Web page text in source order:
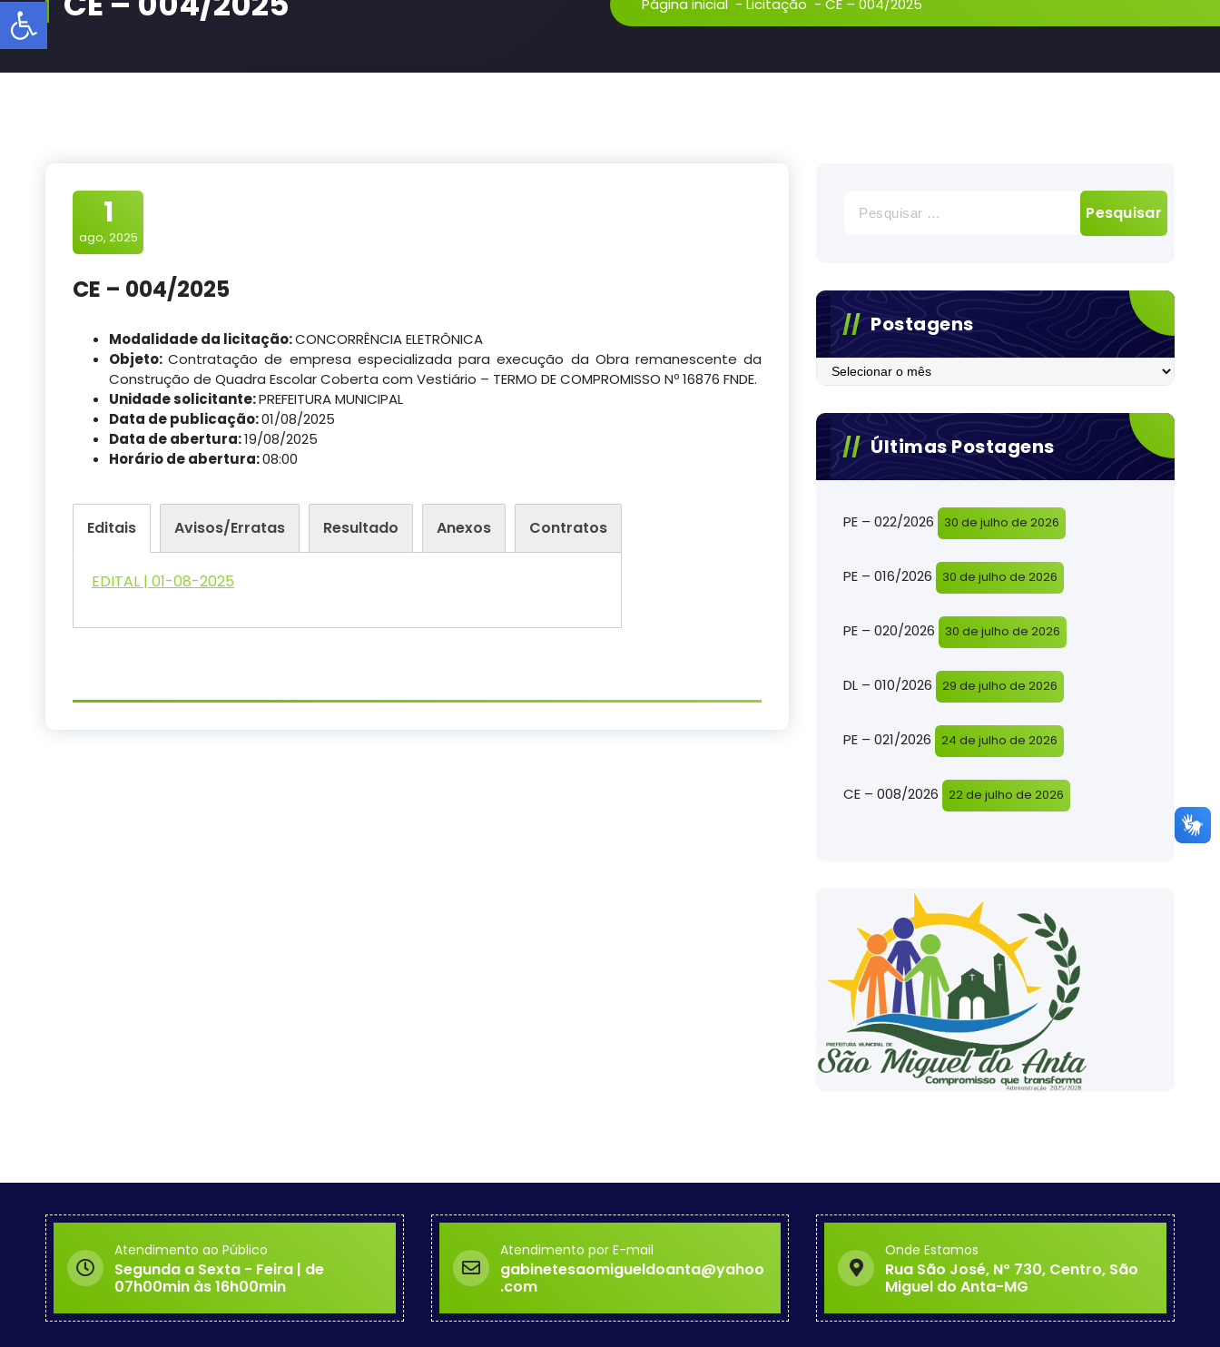
Barra de Ferramentas Aberta Página inicial - Licitação - CE – 004/2025
1
ago, 2025
CE – 004/2025
Modalidade da licitação:CONCORRÊNCIA ELETRÔNICA
Objeto:Contratação de empresa especializada para execução da Obra remanescente da
Construção de Quadra Escolar Coberta com Vestiário – TERMO DE COMPROMISSO Nº 16876 FNDE.
Unidade solicitante:PREFEITURA MUNICIPAL
Data de publicação:01/08/2025
Data de abertura:19/08/2025
Horário de abertura:08:00
Editais Avisos/Erratas Resultado Anexos Contratos
EDITAL | 01-08-2025
por:
Postagens
Postagens
Últimas Postagens
PE – 022/2026 30 de julho de 2026
PE – 016/2026 30 de julho de 2026
PE – 020/2026 30 de julho de 2026
DL – 010/2026 29 de julho de 2026
PE – 021/2026 24 de julho de 2026
CE – 008/2026 22 de julho de 2026
Atendimento ao Público
Segunda a Sexta - Feira | de
07h00min às 16h00min
Atendimento por E-mail
gabinetesaomigueldoanta@yahoo
.com
Onde Estamos
Rua São José, Nº 730, Centro, São
Miguel do Anta-MG